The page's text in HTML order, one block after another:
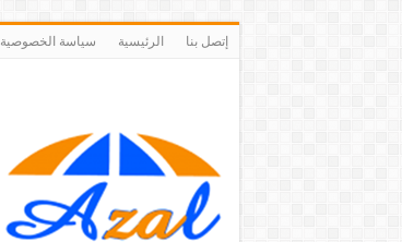
إتصل بنا الرئيسية سياسة الخصوصية